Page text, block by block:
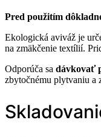
Pred použitím
Ekologická aviváž je
na zmäkčenie textílií.
Odporúča sa dávkovať
zbytočnému plytvaniu a